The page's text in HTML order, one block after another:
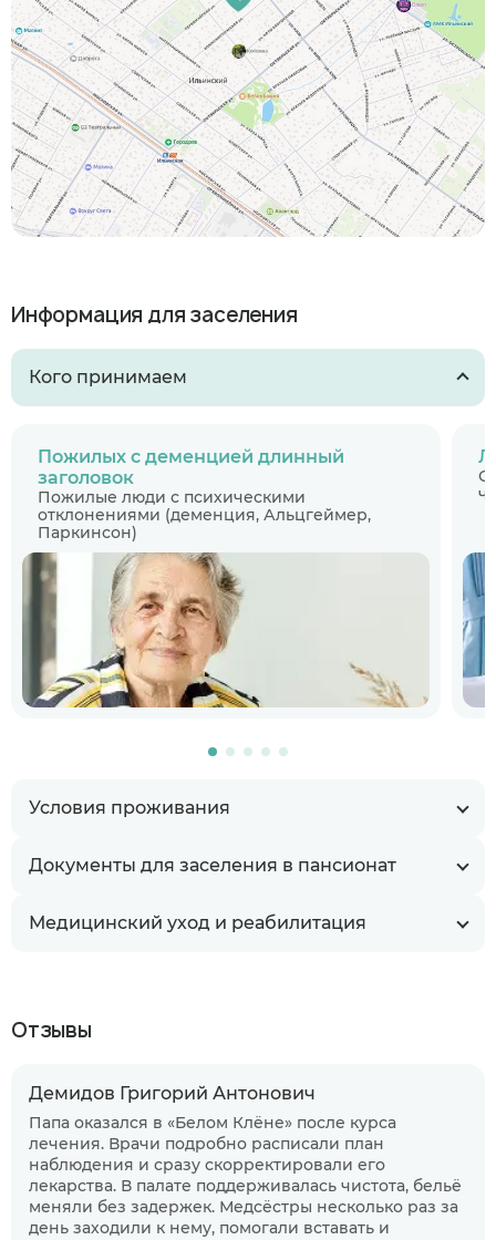
Информация для заселения
Кого принимаем
Условия проживания
Документы для заселения в пансионат
Медицинский уход и реабилитация
Пожилых с деменцией длинный
заголовок
Пожилые люди с психическими
отклонениями (деменция, Альцгеймер,
Паркинсон)
Отзывы
Демидов Григорий Антонович
Папа оказался в «Белом Клёне» после курса
лечения. Врачи подробно расписали план
наблюдения и сразу скорректировали его
лекарства. В палате поддерживалась чистота, бельё
меняли без задержек. Медсёстры несколько раз за
день заходили к нему, помогали вставать и